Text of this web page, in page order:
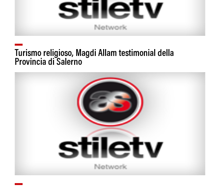
Turismo religioso, Magdi Allam testimonial della
Provincia di Salerno